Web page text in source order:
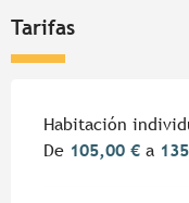
Tarifas
Tarifas 2026
Habitación
De 105,00 € a